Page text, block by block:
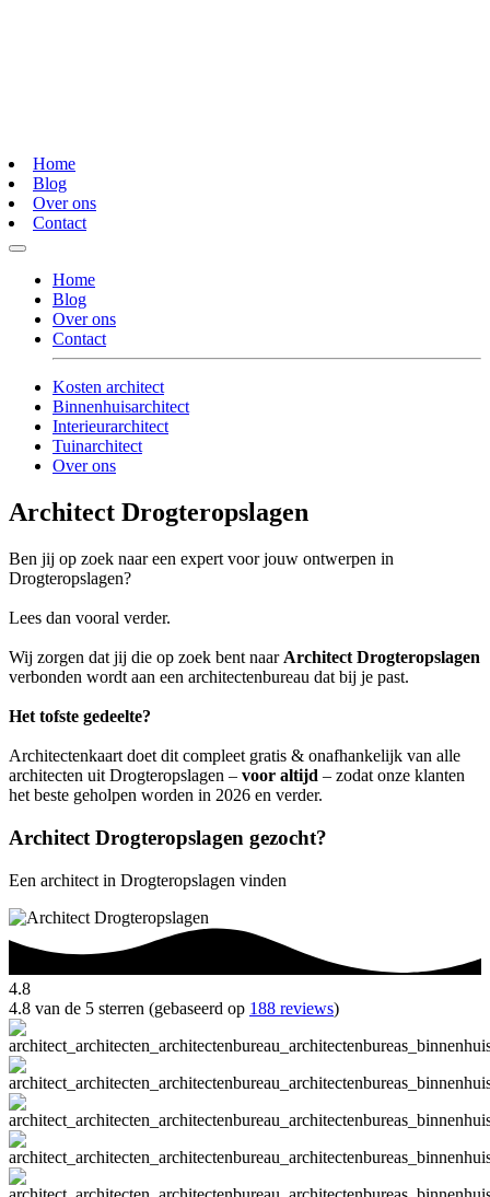
Home
Blog
Over ons
Contact
Home
Blog
Over ons
Contact
Kosten architect
Binnenhuisarchitect
Interieurarchitect
Tuinarchitect
Over ons
Architect Drogteropslagen
Ben jij op zoek naar een expert voor jouw ontwerpen in
Drogteropslagen?
Lees dan vooral verder.
Wij zorgen dat jij die op zoek bent naar Architect Drogteropslagen
verbonden wordt aan een architectenbureau dat bij je past.
Het tofste gedeelte?
Architectenkaart doet dit compleet gratis & onafhankelijk van alle
architecten uit Drogteropslagen – voor altijd – zodat onze klanten
het beste geholpen worden in 2026 en verder.
Architect Drogteropslagen gezocht?
Een architect in Drogteropslagen vinden
4.8
4.8 van de 5 sterren (gebaseerd op 188 reviews)